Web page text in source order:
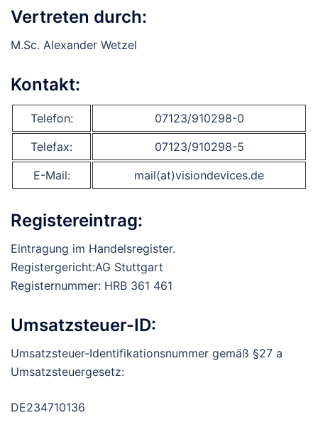
Vertreten durch:
M.Sc. Alexander Wetzel
Kontakt:
Telefon:
07123/910298-0
Telefax:
07123/910298-5
E-Mail:
mail(at)visiondevices.de
Registereintrag:
Eintragung im Handelsregister.
Registergericht:AG Stuttgart
Registernummer: HRB 361 461
Umsatzsteuer-ID:
Umsatzsteuer-Identifikationsnummer gemäß §27 a
Umsatzsteuergesetz:
DE234710136